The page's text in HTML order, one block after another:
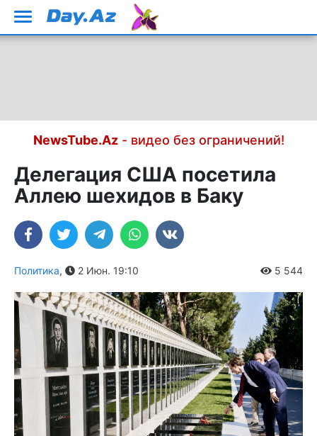
NewsTube.Az- видео без ограничений!
Делегация США посетила
Аллею шехидов в Баку
Политика, 2 Июн. 19:10 5 544